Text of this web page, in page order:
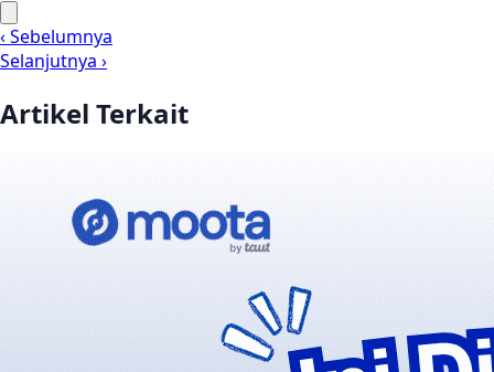
‹ Sebelumnya
Selanjutnya ›
Artikel Terkait